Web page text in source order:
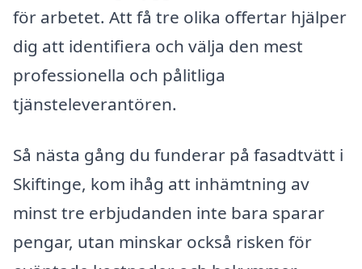
för arbetet. Att få tre olika offertar hjälper
dig att identifiera och välja den mest
professionella och pålitliga
tjänsteleverantören.
Så nästa gång du funderar på fasadtvätt i
Skiftinge, kom ihåg att inhämtning av
minst tre erbjudanden inte bara sparar
pengar, utan minskar också risken för